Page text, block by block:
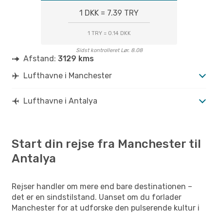
1 DKK = 7.39 TRY
1 TRY = 0.14 DKK
Sidst kontrolleret Lør. 8.08
Afstand: 3129 kms
Lufthavne i Manchester
Lufthavne i Antalya
Start din rejse fra Manchester til
Antalya
Rejser handler om mere end bare destinationen –
det er en sindstilstand. Uanset om du forlader
Manchester for at udforske den pulserende kultur i